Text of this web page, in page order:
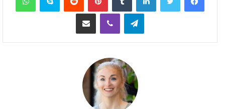
Telegram
Viber שיתוף דרך המייל